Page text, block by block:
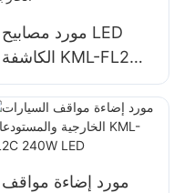
مورد مصابيح LED
الكاشفة KML-FL2C
بقدرة 150 واط لإضاءة
الجدران والمساحات
الخارجية
مورد إضاءة مواقف